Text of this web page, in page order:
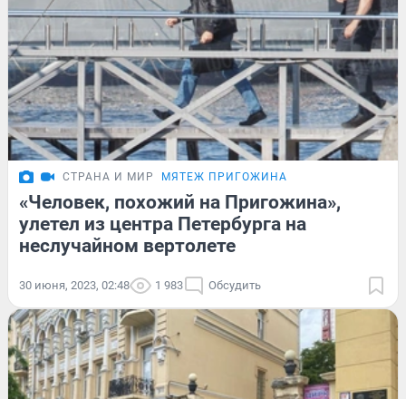
СТРАНА И МИР МЯТЕЖ ПРИГОЖИНА
«Человек, похожий на Пригожина»,
улетел из центра Петербурга на
неслучайном вертолете
30 июня, 2023, 02:48 1 983 Обсудить